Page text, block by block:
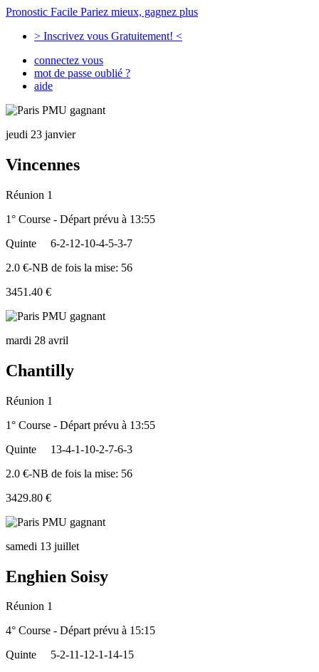
Pronostic Facile Pariez mieux, gagnez plus
> Inscrivez vous Gratuitement! <
connectez vous
mot de passe oublié ?
aide
jeudi 23 janvier
Vincennes
Réunion 1
1° Course - Départ prévu à 13:55
Quinte
6-2-12-10-4-5-3-7
2.0 €-NB de fois la mise: 56
3451.40 €
mardi 28 avril
Chantilly
Réunion 1
1° Course - Départ prévu à 13:55
Quinte
13-4-1-10-2-7-6-3
2.0 €-NB de fois la mise: 56
3429.80 €
samedi 13 juillet
Enghien Soisy
Réunion 1
4° Course - Départ prévu à 15:15
Quinte
5-2-11-12-1-14-15